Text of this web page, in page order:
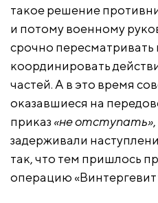
такое решение
и потому военному
срочно
координировать
частей. А в это время
оказавшиеся на
приказ «не отступать»
задерживали
так, что тем пришлось
операцию